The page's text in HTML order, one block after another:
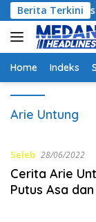
Langsung
ke
konten
Berita Terkini
Strategis
Home Indeks
Arie Untung
Seleb 28/06/2022
Cerita Arie
Putus Asa